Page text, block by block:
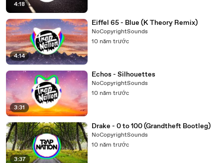
4:18
4:14
Eiffel 65 - Blue (K Theory Remix)
NoCopyrightSounds
10 năm trước
3:31
Echos - Silhouettes
NoCopyrightSounds
10 năm trước
3:37
Drake - 0 to 100 (Grandtheft Bootleg)
NoCopyrightSounds
10 năm trước